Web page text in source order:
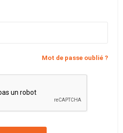
Mot de passe oublié ?